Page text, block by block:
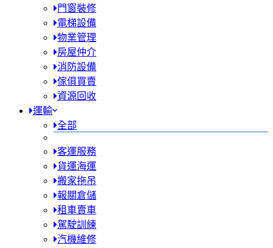
門窗裝修
電梯設備
物業管理
房屋仲介
消防設備
傢俱買賣
資源回收
運輸
全部
客運服務
貨運海運
搬家拖吊
報關倉儲
租車賣車
駕駛訓練
汽機維修